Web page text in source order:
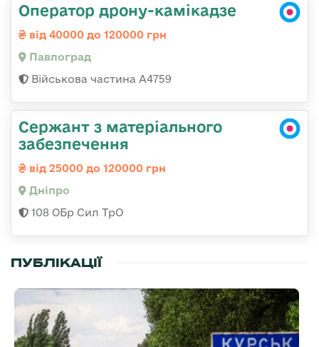
Оператор дрону-камікадзе
від 40000 до 120000 грн
Павлоград
Військова частина А4759
Сержант з матеріального
забезпечення
від 25000 до 120000 грн
Дніпро
108 ОБр Сил ТрО
ПУБЛІКАЦІЇ